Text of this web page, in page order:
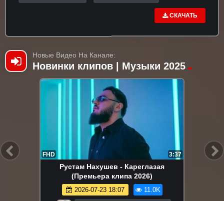
СКАЧАТЬ
Новые Видео На Канале:
Новинки клипов | Музыки 2025
FHD 3:37
Рустам Нахушев - Кареглазая
(Премьера клипа 2026)
2026-07-23 18:07 11.0K